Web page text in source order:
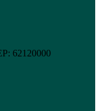
62120000